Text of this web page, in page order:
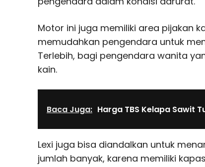
Motor ini juga memiliki area pijakan
memudahkan pengendara untuk
Terlebih, bagi pengendara wanita
kain.
Baca Juga: Harga TBS Kelapa Sawit
Lexi juga bisa diandalkan untuk
jumlah banyak, karena memiliki